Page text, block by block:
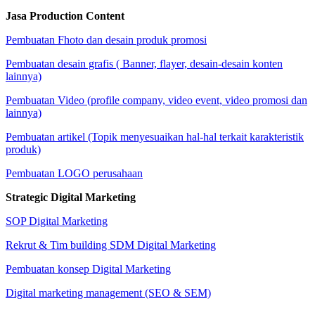
Jasa Production Content
Pembuatan Fhoto dan desain produk promosi
Pembuatan desain grafis ( Banner, flayer, desain-desain konten
lainnya)
Pembuatan Video (profile company, video event, video promosi dan
lainnya)
Pembuatan artikel (Topik menyesuaikan hal-hal terkait karakteristik
produk)
Pembuatan LOGO perusahaan
Strategic Digital Marketing
SOP Digital Marketing
Rekrut & Tim building SDM Digital Marketing
Pembuatan konsep Digital Marketing
Digital marketing management (SEO & SEM)